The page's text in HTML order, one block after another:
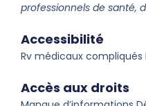
professionnels de santé,
Accessibilité
Rv médicaux
Accès aux droits